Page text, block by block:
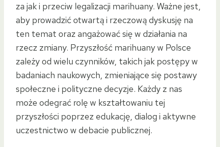
za jak i przeciw legalizacji marihuany. Ważne jest,
aby prowadzić otwartą i rzeczową dyskusję na
ten temat oraz angażować się w działania na
rzecz zmiany. Przyszłość marihuany w Polsce
zależy od wielu czynników, takich jak postępy w
badaniach naukowych, zmieniające się postawy
społeczne i polityczne decyzje. Każdy z nas
może odegrać rolę w kształtowaniu tej
przyszłości poprzez edukację, dialog i aktywne
uczestnictwo w debacie publicznej.